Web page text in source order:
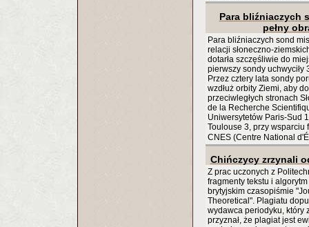
Para bliźniaczych
pełny
Para bliźniaczych sond
relacji słoneczno-
dotarła szczęśliwie do
pierwszy sondy uchwyciły
Przez cztery lata sondy
wzdłuż orbity Ziemi, aby
przeciwległych stronach
de la Recherche
Uniwersytetów Paris-Sud
Toulouse 3, przy
CNES (Centre National
Chińczycy zrzynali
Z prac uczonych z
fragmenty tekstu i
brytyjskim czasopiśmie
Theoretical". Plagiatu
wydawca periodyku, który
przyznał, że plagiat jest